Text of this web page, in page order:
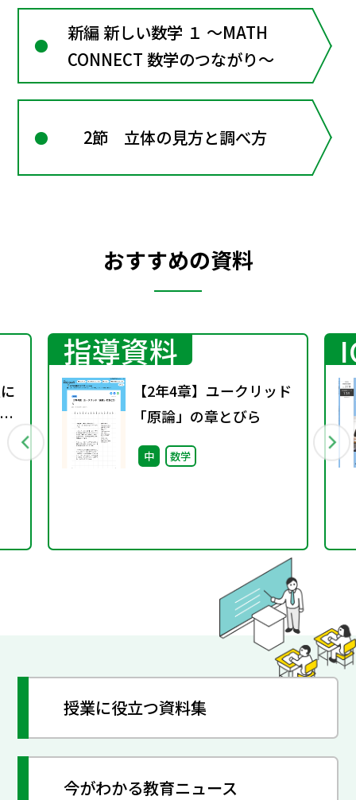
新編 新しい数学 １ ～MATH
CONNECT 数学のつながり～
2節 立体の見方と調べ方
おすすめの資料
指導資料
【2年4章】ユークリッド
「原論」の章とびら
中 数学
授業に役立つ資料集
今がわかる教育ニュース